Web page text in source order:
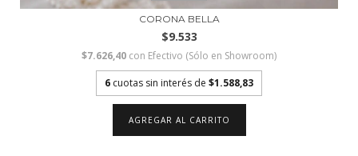
CORONA BELLA
$9.533
$7.626,40 con Efectivo (Sólo en Showroom)
6 cuotas sin interés de $1.588,83
AGREGAR AL CARRITO